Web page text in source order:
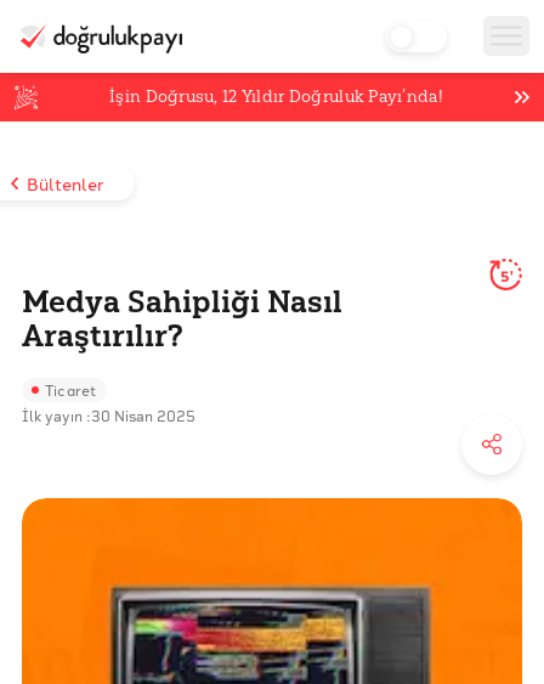
İşin Doğrusu,12 Yıldır Doğruluk Payı’nda!
Bültenler
Medya Sahipliği Nasıl
Araştırılır?
5'
Ticaret
İlk yayın :30 Nisan 2025